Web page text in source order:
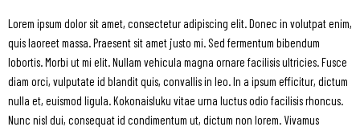
Lorem ipsum dolor sit amet, consectetur adipiscing elit. Donec in volutpat enim,
quis laoreet massa. Praesent sit amet justo mi. Sed fermentum bibendum
lobortis. Morbi ut mi elit. Nullam vehicula magna ornare facilisis ultricies. Fusce
diam orci, vulputate id blandit quis, convallis in leo. In a ipsum efficitur, dictum
nulla et, euismod ligula. Kokonaisluku vitae urna luctus odio facilisis rhoncus.
Nunc nisl dui, consequat id condimentum ut, dictum non lorem. Vivamus